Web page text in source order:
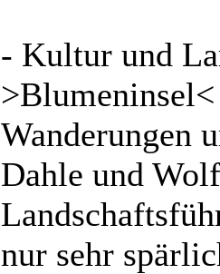
- Kultur und
Wanderungen
Dahle und
nur sehr